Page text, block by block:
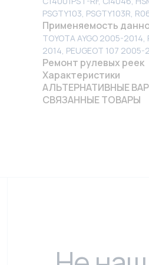
PSGTY103, PSGTY103R,
Применяемость
TOYOTA AYGO 2005-
2014, PEUGEOT 107
Ремонт рулевых реек
Характеристики
АЛЬТЕРНАТИВНЫЕ
СВЯЗАННЫЕ ТОВАРЫ